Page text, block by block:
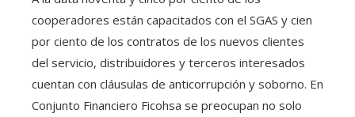
cooperadores están capacitados con el SGAS y cien
por ciento de los contratos de los nuevos clientes
del servicio, distribuidores y terceros interesados
cuentan con cláusulas de anticorrupción y soborno. En
Conjunto Financiero Ficohsa se preocupan no solo